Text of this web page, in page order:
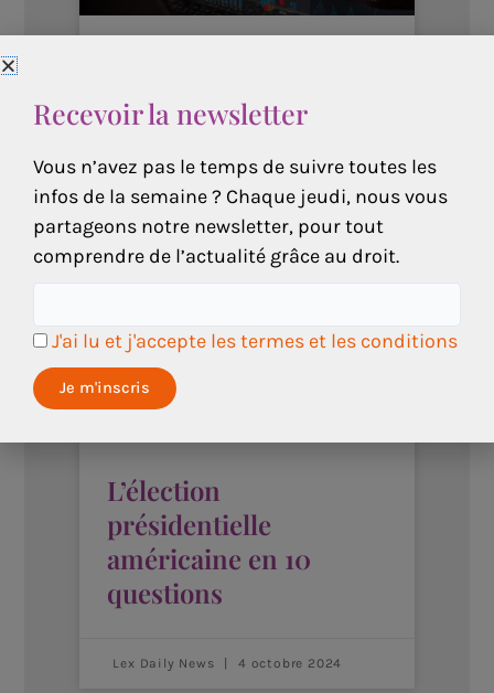
à quoi faut-il penser ?
Lex Daily News 11 octobre 2024
L’élection
présidentielle
américaine en 10
questions
Lex Daily News 4 octobre 2024
Recevoir la newsletter
Vous n’avez pas le temps de suivre toutes les
infos de la semaine ? Chaque jeudi, nous vous
partageons notre newsletter, pour tout
comprendre de l’actualité grâce au droit.
J'ai lu et j'accepte les termes et les conditions